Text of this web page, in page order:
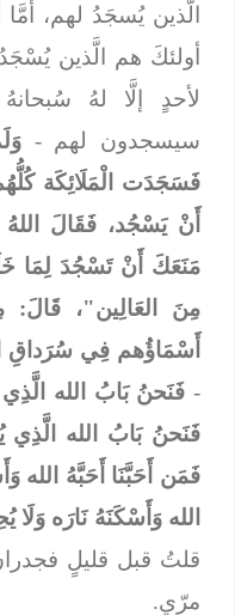
الَّذين يُسجَدُ لهم، أمَّا
أولئكَ هم الَّذين
لأحدٍ إلَّا لهُ
سيسجدون لهم -
فَسَجَدَت الْمَلَائِكَة
أَنْ يَسْجُد، فَقَالَ اللهُ
مَنَعَكَ أَنْ تَسْجُدَ لِمَا
مِنَ العَالِين"، قَالَ:
أَسْمَاؤُهم فِي سُرَداقِ
-فَنَحنُ بَابُ الله الَّذِي
فَنَحنُ بَابُ الله الَّذِي
فَمَن أَحَبَّنَا أَحَبَّهُ الله
الله وَأَسْكَنَهُ نَارَه وَلَا
قلتُ قبل قليلٍ
مرّي.